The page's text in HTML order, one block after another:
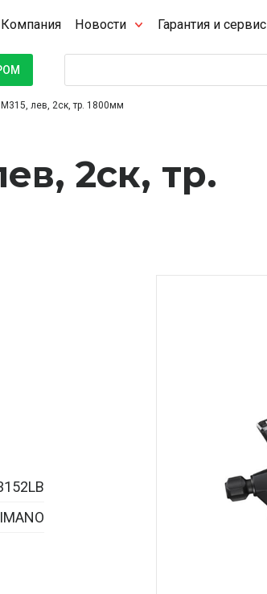
Компания Новости Гарантия и сервис
лев, 2ск, тр. 1800мм
2ск, тр.